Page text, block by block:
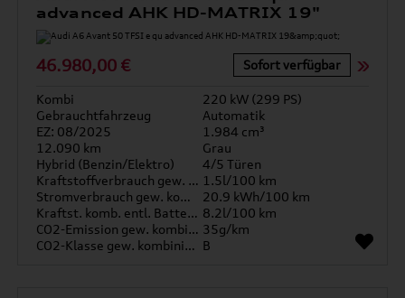
advanced AHK HD-MATRIX 19"
46.980,00 € Sofort verfügbar
Kombi
220 kW (299 PS)
Gebrauchtfahrzeug
Automatik
EZ: 08/2025
1.984 cm³
12.090 km
Grau
Hybrid (Benzin/Elektro)
4/5 Türen
Kraftstoffverbrauch gew. kombiniert 1.5l/100 km
Stromverbrauch gew. kombiniert
20.9 kWh/100 km
Kraftst. komb. entl. Batterie 8.2l/100 km
CO2-Emission gew. kombiniert 35g/km
CO2-Klasse gew. kombiniert B